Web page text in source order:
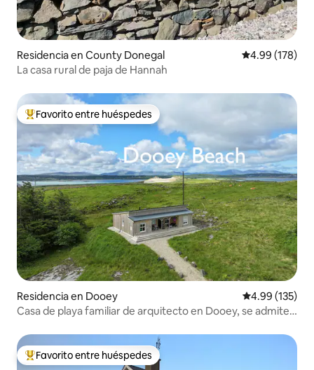
Residencia en County Donegal Calificación
4.99 (178)
La casa rural de paja de Hannah
De los mejores en Favorito entre huéspedes
Favorito entre huéspedes
Residencia en Dooey Calificación
4.99 (135)
Casa de playa familiar de arquitecto en Dooey, se admiten
De los mejores en Favorito entre huéspedes
Favorito entre huéspedes